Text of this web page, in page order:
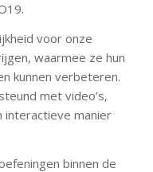
voor onze
waarmee ze hun
kunnen verbeteren.
met video’s,
interactieve manier
binnen de